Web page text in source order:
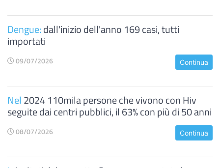
Dengue:dall'inizio dell'anno 169 casi, tutti
importati
09/07/2026 Continua
Nel 2024 110mila persone che vivono con Hiv
seguite dai centri pubblici, il 63% con più di 50 anni
08/07/2026 Continua